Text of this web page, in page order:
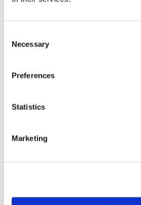
Selection
Necessary
Preferences
Statistics
Marketing
Мероприятия
Наше спецпредложение